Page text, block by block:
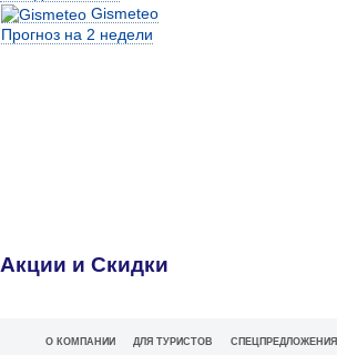
Gismeteo
Прогноз на 2 недели
Акции и Скидки
О КОМПАНИИ ДЛЯ ТУРИСТОВ СПЕЦПРЕДЛОЖЕНИЯ